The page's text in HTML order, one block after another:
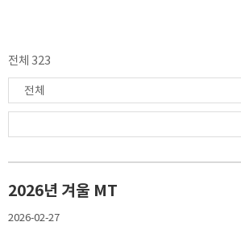
전체 323
2026년 겨울 MT
2026-02-27